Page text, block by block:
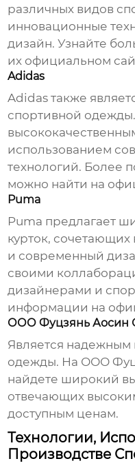
различных видов
инновационные
дизайн. Узнайте
их официальном
Adidas
Adidas также
спортивной
использованием
технологий. Более
можно найти на
Puma
Puma предлагает
курток, сочетающих
и современный
своими
дизайнерами и
информации на
ООО Фуцзянь Аосин
Является
одежды. На ООО
найдете широкий
отвечающих
доступным ценам.
Технологии,
Производстве